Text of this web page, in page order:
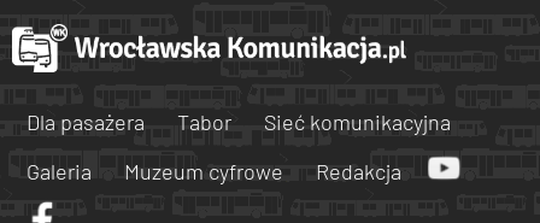
Dla pasażera Tabor
Sieć komunikacyjna
Galeria
Muzeum cyfrowe Redakcja